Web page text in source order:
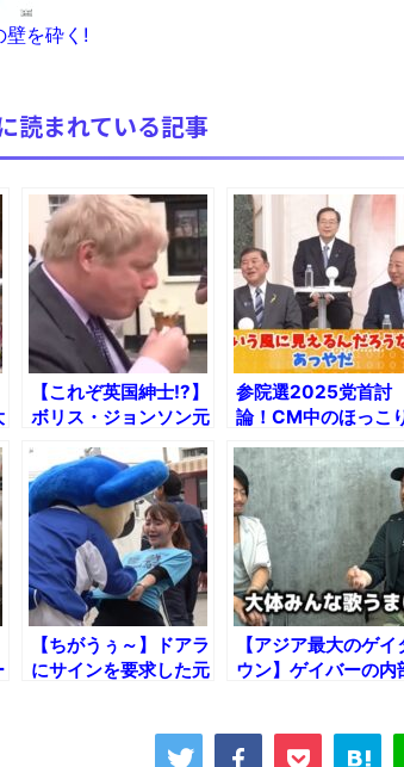
を砕く!
読まれている記事
【これぞ英国紳士!?】
ボリス・ジョンソン元
首相の面白すぎた瞬間
まとめｗ
参院選2025党首討
論！CM中のほっこ
トークｗｗｗ
【ちがうぅ～】ドアラ
にサインを要求した元
【アジア最大のゲイ
ウン】ゲイバーの内